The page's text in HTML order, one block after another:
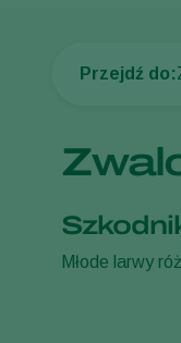
Przejdź do:
Młode larwy